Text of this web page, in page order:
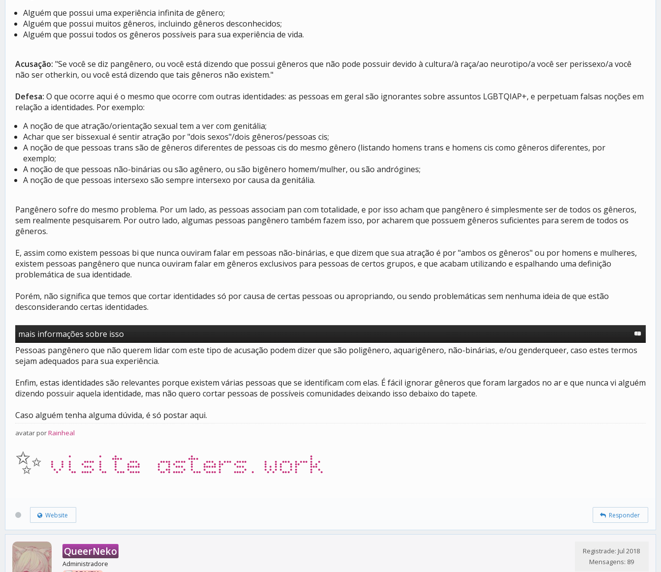
Alguém que possui uma experiência infinita de gênero;
Alguém que possui muitos gêneros, incluindo gêneros desconhecidos;
Alguém que possui todos os gêneros possíveis para sua experiência de vida.
Acusação: "Se você se diz pangênero, ou você está dizendo que possui gêneros que não pode possuir devido à cultura/à raça/ao neurotipo/a você ser perissexo/a você
não ser otherkin, ou você está dizendo que tais gêneros não existem."
Defesa: O que ocorre aqui é o mesmo que ocorre com outras identidades: as pessoas em geral são ignorantes sobre assuntos LGBTQIAP+, e perpetuam falsas noções em
relação a identidades. Por exemplo:
A noção de que atração/orientação sexual tem a ver com genitália;
Achar que ser bissexual é sentir atração por "dois sexos"/dois gêneros/pessoas cis;
A noção de que pessoas trans são de gêneros diferentes de pessoas cis do mesmo gênero (listando homens trans e homens cis como gêneros diferentes, por
exemplo;
A noção de que pessoas não-binárias ou são agênero, ou são bigênero homem/mulher, ou são andrógines;
A noção de que pessoas intersexo são sempre intersexo por causa da genitália.
Pangênero sofre do mesmo problema. Por um lado, as pessoas associam pan com totalidade, e por isso acham que pangênero é simplesmente ser de todos os gêneros,
sem realmente pesquisarem. Por outro lado, algumas pessoas pangênero também fazem isso, por acharem que possuem gêneros suficientes para serem de todos os
gêneros.
E, assim como existem pessoas bi que nunca ouviram falar em pessoas não-binárias, e que dizem que sua atração é por "ambos os gêneros" ou por homens e mulheres,
existem pessoas pangênero que nunca ouviram falar em gêneros exclusivos para pessoas de certos grupos, e que acabam utilizando e espalhando uma definição
problemática de sua identidade.
Porém, não significa que temos que cortar identidades só por causa de certas pessoas ou apropriando, ou sendo problemáticas sem nenhuma ideia de que estão
desconsiderando certas identidades.
mais informações sobre isso
Pessoas pangênero que não querem lidar com este tipo de acusação podem dizer que são poligênero, aquarigênero, não-binárias, e/ou genderqueer, caso estes termos
sejam adequados para sua experiência.
Enfim, estas identidades são relevantes porque existem várias pessoas que se identificam com elas. É fácil ignorar gêneros que foram largados no ar e que nunca vi alguém
dizendo possuir aquela identidade, mas não quero cortar pessoas de possíveis comunidades deixando isso debaixo do tapete.
Caso alguém tenha alguma dúvida, é só postar aqui.
avatar porRainheal
✨ visite asters.work
Website Responder
QueerNeko
Administradore
Registrade: Jul 2018
Mensagens: 89